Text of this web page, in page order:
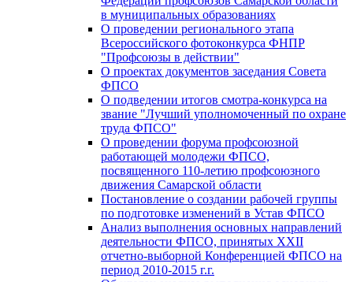
в муниципальных образованиях
О проведении регионального этапа
Всероссийского фотоконкурса ФНПР
"Профсоюзы в действии"
О проектах документов заседания Совета
ФПСО
О подведении итогов смотра-конкурса на
звание "Лучший уполномоченный по охране
труда ФПСО"
О проведении форума профсоюзной
работающей молодежи ФПСО,
посвященного 110-летию профсоюзного
движения Самарской области
Постановление о создании рабочей группы
по подготовке изменений в Устав ФПСО
Анализ выполнения основных направлений
деятельности ФПСО, принятых XXII
отчетно-выборной Конференцией ФПСО на
период 2010-2015 г.г.